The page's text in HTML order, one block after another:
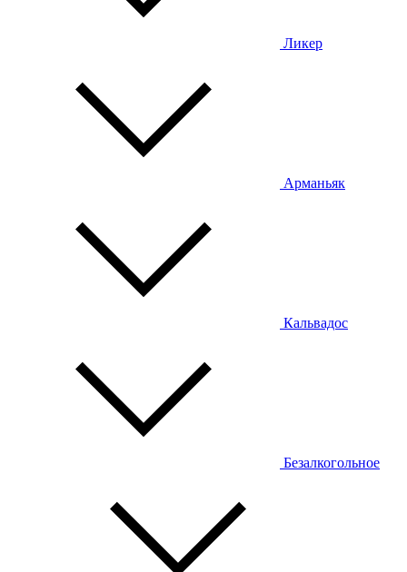
Ликер
Арманьяк
Кальвадос
Безалкогольное